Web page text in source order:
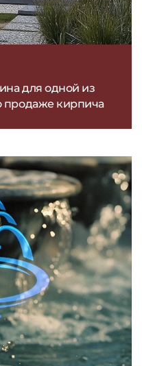
для одной из
продаже кирпича